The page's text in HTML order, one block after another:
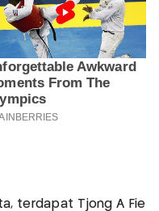
terdapat Tjong A Fie